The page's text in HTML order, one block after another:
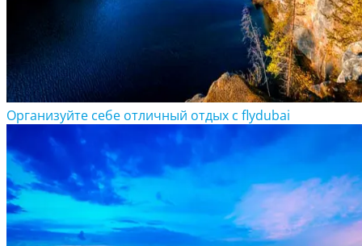
Организуйте себе отличный отдых с flydubai